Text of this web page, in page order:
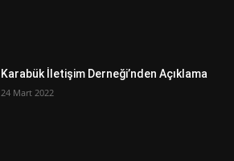
Karabük İletişim Derneği’nden Açıklama
24 Mart 2022